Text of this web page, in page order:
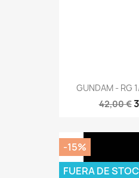
GUNDAM - RG
42,00 €
-15%
FUERA DE